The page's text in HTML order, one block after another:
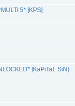
5* [KPS]
[KaPiTaL SiN]